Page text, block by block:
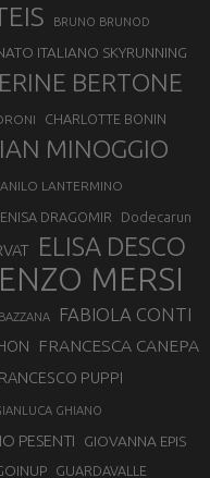
BRUNO BRUNOD
ITALIANO SKYRUNNING
BERTONE
CHARLOTTE BONIN
MINOGGIO
LANTERMINO
DRAGOMIR Dodecarun
ELISA DESCO
ENZO MERSI
FABIOLA CONTI
FRANCESCA CANEPA
PUPPI
GHIANO
PESENTI GIOVANNA EPIS
GUARDAVALLE